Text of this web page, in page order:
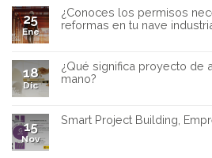
25
Ene
¿Conoces los permisos
reformas en tu nave
18
Dic
¿Qué significa proyecto de
mano?
15
Nov
Smart Project Building,